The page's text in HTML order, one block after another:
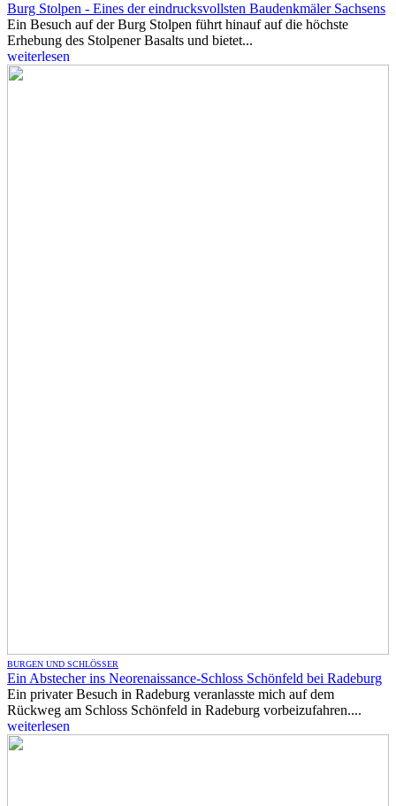
Burg Stolpen - Eines der eindrucksvollsten Baudenkmäler Sachsens
Ein Besuch auf der Burg Stolpen führt hinauf auf die höchste
Erhebung des Stolpener Basalts und bietet...
weiterlesen
BURGEN UND SCHLÖSSER
Ein Abstecher ins Neorenaissance-Schloss Schönfeld bei Radeburg
Ein privater Besuch in Radeburg veranlasste mich auf dem
Rückweg am Schloss Schönfeld in Radeburg vorbeizufahren....
weiterlesen